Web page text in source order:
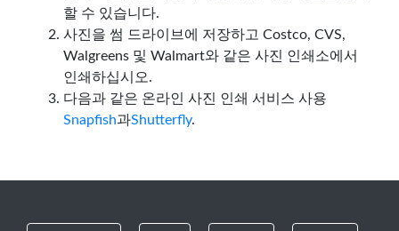
할 수 있습니다.
사진을 썸 드라이브에 저장하고 Costco, CVS,
Walgreens 및 Walmart와 같은 사진 인쇄소에서
인쇄하십시오.
다음과 같은 온라인 사진 인쇄 서비스 사용
Snapfish과Shutterfly.